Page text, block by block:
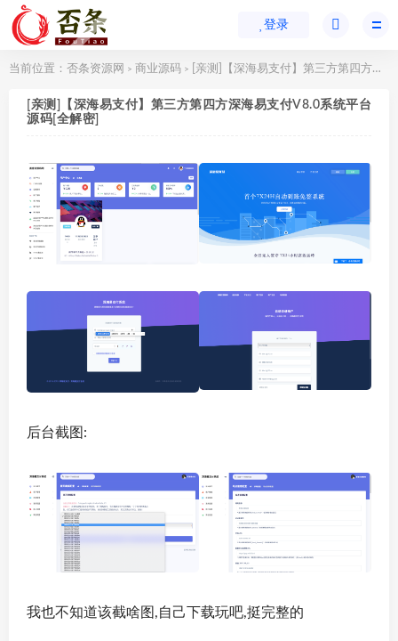
登录
当前位置： 否条资源网 > 商业源码 > [亲测]【深海易支付】第三方第四方深海易支付V8.0系统平台源码[全解密]
[亲测]【深海易支付】第三方第四方深海易支付V8.0系统平台
源码[全解密]
后台截图:
我也不知道该截啥图,自己下载玩吧,挺完整的